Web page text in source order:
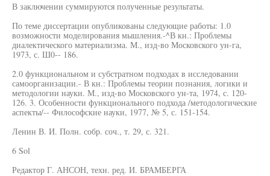
В заключении суммируются полученные результаты.
По теме диссертации опубликованы следующие работы: 1.0
возможности моделирования мышления.-^В кн.: Проблемы
диалектического материализма. М., изд-во Московского ун-га,
1973, с. Ш0-- 186.
2.0 функциональном и субстратном подходах в исследовании
самоорганизации.- В кн.: Проблемы теории познания, логики и
методологии науки. М., изд-во Московского ун-та, 1974, с. 120-
126. 3. Особенности функционального подхода /методологические
аспекты/-- Философские науки, 1977, № 5, с. 151-154.
Ленин В. И. Полн. собр. соч., т. 29, с. 321.
6 Sol
Редактор Г. АНСОН, техн. ред. И. БРАМБЕРГА